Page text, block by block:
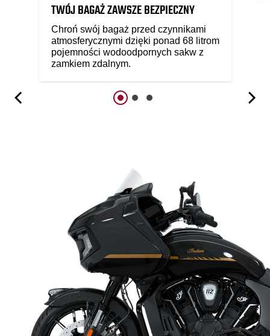
TWÓJ BAGAŻ ZAWSZE BEZPIECZNY
Chroń swój bagaż przed czynnikami
atmosferycznymi dzięki ponad 68 litrom
pojemności wodoodpornych sakw z
zamkiem zdalnym.